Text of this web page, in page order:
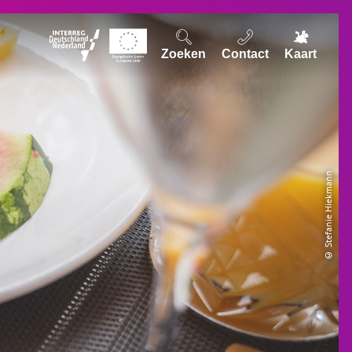
Zoeken Contact Kaart
© Stefanie Hiekmann